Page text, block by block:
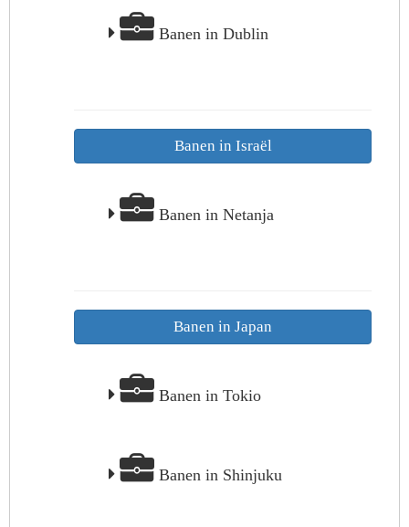
Banen in Dublin
Banen in Israël
Banen in Netanja
Banen in Japan
Banen in Tokio
Banen in Shinjuku